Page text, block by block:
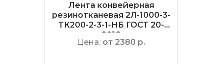
Лента конвейерная
резинотканевая 2Л-1000-3-
ТК200-2-3-1-НБ ГОСТ 20-
2018
Цена: от 2380 р.